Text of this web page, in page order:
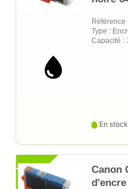
Référence
Type :
Capacité :
En stock
XL
Canon